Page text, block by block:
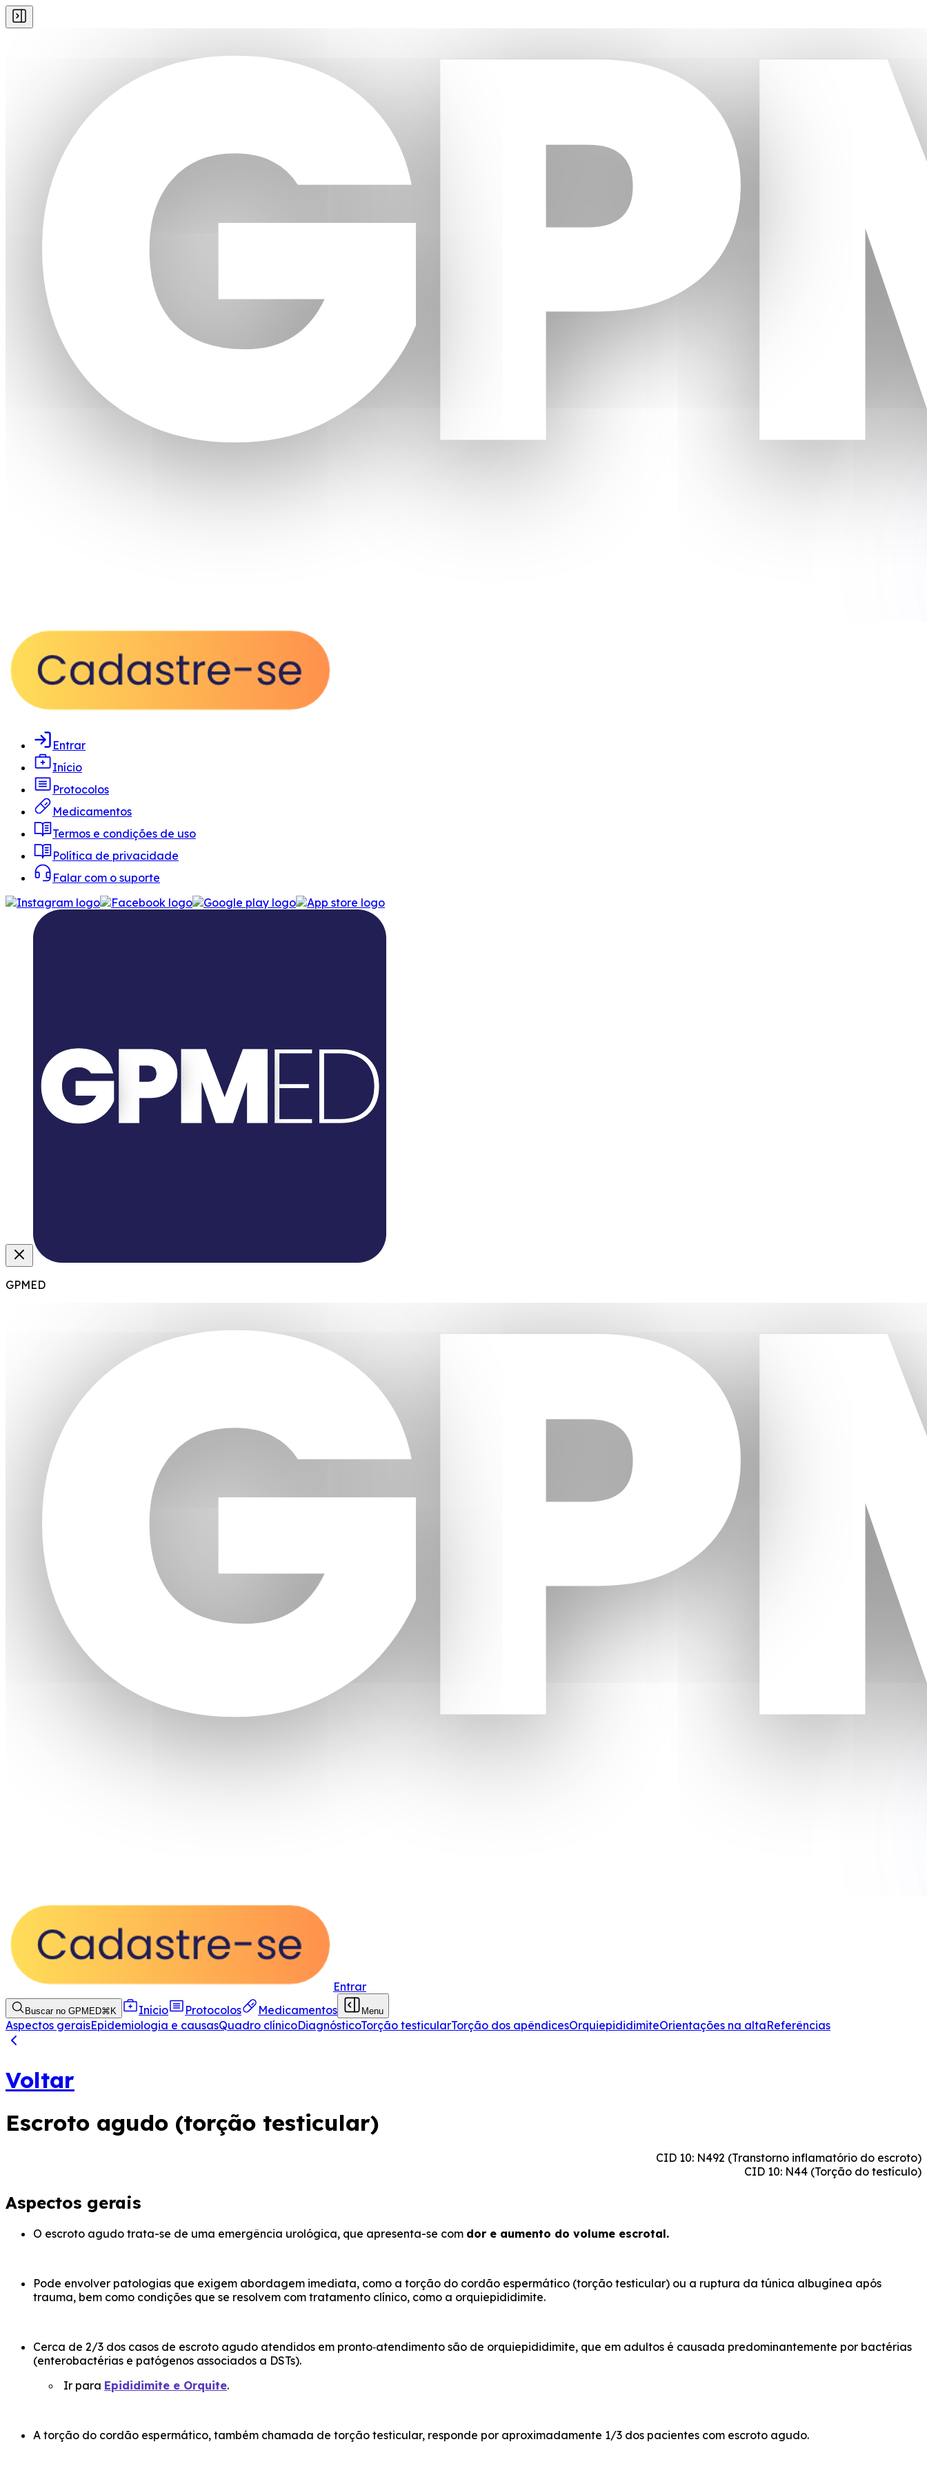
Entrar
Início
Protocolos
Medicamentos
Termos e condições de uso
Política de privacidade
Falar com o suporte
GPMED
Entrar
Buscar no GPMED⌘ K Início Protocolos Medicamentos Menu
Aspectos geraisEpidemiologia e causasQuadro clínicoDiagnósticoTorção testicularTorção dos apêndicesOrquiepididimiteOrientações na altaReferências
Voltar
Escroto agudo (torção testicular)
CID 10: N492 (Transtorno inflamatório do escroto)
CID 10: N44 (Torção do testículo)
Aspectos gerais
O escroto agudo trata-se de uma emergência urológica, que apresenta-se com dor e aumento do volume escrotal.
Pode envolver patologias que exigem abordagem imediata, como a torção do cordão espermático (torção testicular) ou a ruptura da túnica albugínea após
trauma, bem como condições que se resolvem com tratamento clínico, como a orquiepididimite.
Cerca de 2/3 dos casos de escroto agudo atendidos em pronto‑atendimento são de orquiepididimite, que em adultos é causada predominantemente por bactérias
(enterobactérias e patógenos associados a DSTs).
Ir para Epididimite e Orquite.
A torção do cordão espermático, também chamada de torção testicular, responde por aproximadamente 1/3 dos pacientes com escroto agudo.